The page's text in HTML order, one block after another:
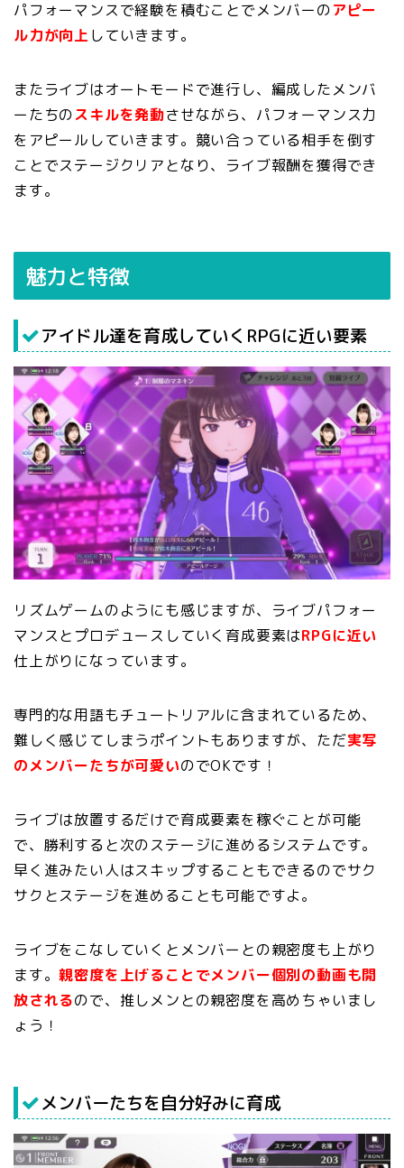
パフォーマンスで経験を積むことでメンバーのアピー
ル力が向上 していきます。
またライブはオートモードで進行し、編成したメンバ
ーたちのスキルを発動させながら、パフォーマンス力
をアピールしていきます。競い合っている相手を倒す
ことでステージクリアとなり、ライブ報酬を獲得でき
ます。
魅力と特徴
アイドル達を育成していくRPGに近い要素
リズムゲームのようにも感じますが、ライブパフォー
マンスとプロデュースしていく育成要素はRPGに近い
仕上がりになっています。
専門的な用語もチュートリアルに含まれているため、
難しく感じてしまうポイントもありますが、ただ実写
のメンバーたちが可愛いのでOKです！
ライブは放置するだけで育成要素を稼ぐことが可能
で、勝利すると次のステージに進めるシステムです。
早く進みたい人はスキップすることもできるのでサク
サクとステージを進めることも可能ですよ。
ライブをこなしていくとメンバーとの親密度も上がり
ます。親密度を上げることでメンバー個別の動画も開
放されるので、推しメンとの親密度を高めちゃいまし
ょう！
メンバーたちを自分好みに育成